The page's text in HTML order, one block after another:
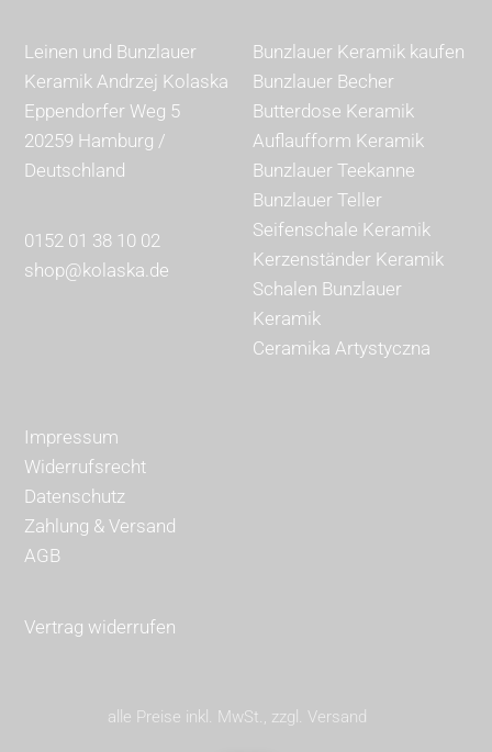
Leinen und Bunzlauer
Keramik Andrzej Kolaska
Eppendorfer Weg 5
20259 Hamburg /
Deutschland
0152 01 38 10 02
shop@kolaska.de
Bunzlauer Keramik kaufen
Bunzlauer Becher
Butterdose Keramik
Auflaufform Keramik
Bunzlauer Teekanne
Bunzlauer Teller
Seifenschale Keramik
Kerzenständer Keramik
Schalen Bunzlauer
Keramik
Ceramika Artystyczna
Impressum
Widerrufsrecht
Datenschutz
Zahlung & Versand
AGB
Vertrag widerrufen
alle Preise inkl. MwSt., zzgl. Versand